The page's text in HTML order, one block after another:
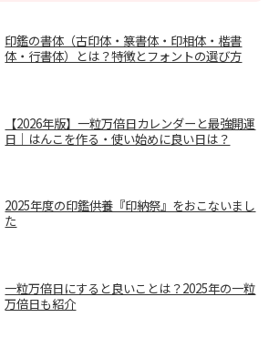
印鑑の書体（古印体・篆書体・印相体・楷書
体・行書体）とは？特徴とフォントの選び方
【2026年版】一粒万倍日カレンダーと最強開運
日｜はんこを作る・使い始めに良い日は？
2025年度の印鑑供養『印納祭』をおこないまし
た
一粒万倍日にすると良いことは？2025年の一粒
万倍日も紹介